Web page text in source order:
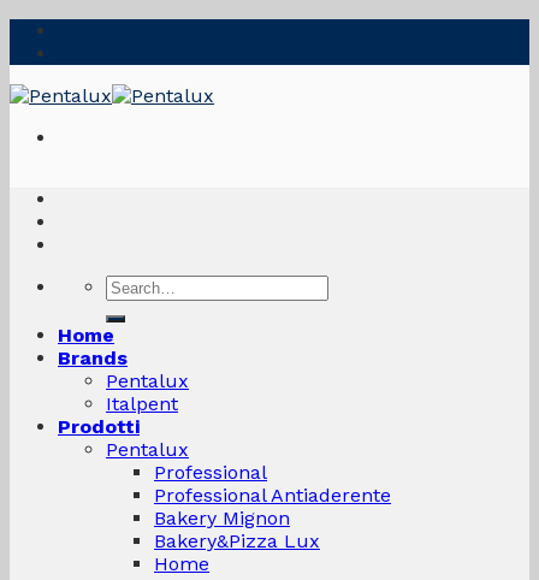
Skip
Search
for:
Home
Brands
Pentalux
Italpent
Prodotti
Pentalux
Professional
Professional Antiaderente
Bakery Mignon
Bakery&Pizza Lux
Home